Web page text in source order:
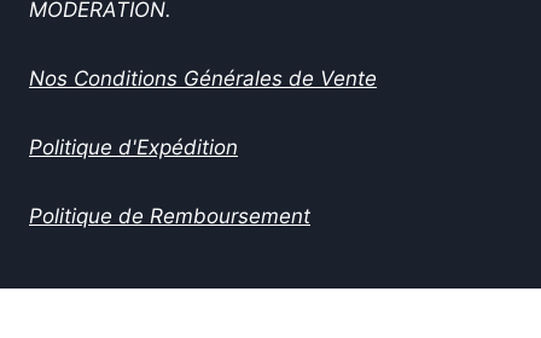
MODERATION.
Nos Conditions Générales de Vente
Politique d'Expédition
Politique de Remboursement